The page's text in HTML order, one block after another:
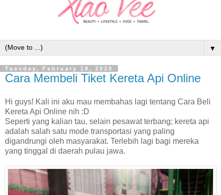
▼
Tuesday, February 18, 2020
Cara Membeli Tiket Kereta Api Online
Hi guys! Kali ini aku mau membahas lagi tentang Cara Beli
Kereta Api Online nih :D
Seperti yang kalian tau, selain pesawat terbang; kereta api
adalah salah satu mode transportasi yang paling
digandrungi oleh masyarakat. Terlebih lagi bagi mereka
yang tinggal di daerah pulau jawa.